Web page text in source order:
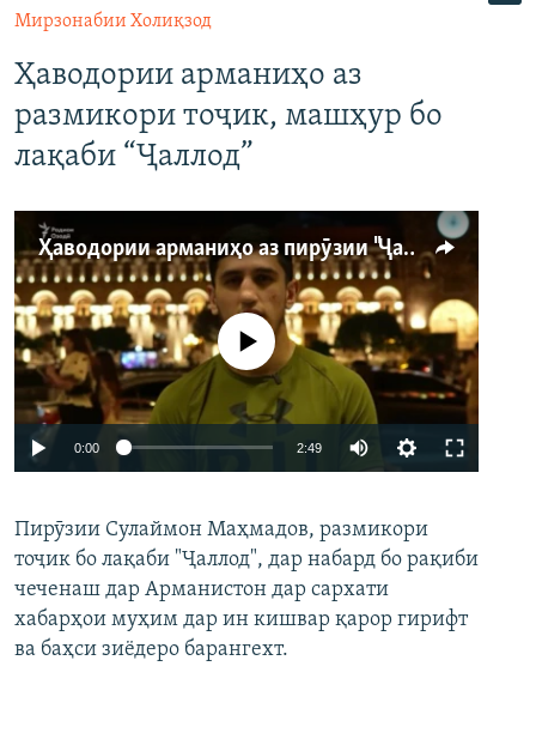
Мирзонабии Холиқзод
Ҳаводории арманиҳо аз
размикори тоҷик, машҳур бо
лақаби “Ҷаллод”
Ҳаводории арманиҳо аз пирӯзии "Ҷаллод"-и тоҷик
Auto 240p 360p 480p
720p 1080p
Феълан кор намекунад
0:00 2:49
360p
480p
Пирӯзии Сулаймон Маҳмадов, размикори
тоҷик бо лақаби "Ҷаллод", дар набард бо рақиби
чеченаш дар Арманистон дар сархати
хабарҳои муҳим дар ин кишвар қарор гирифт
ва баҳси зиёдеро барангехт.